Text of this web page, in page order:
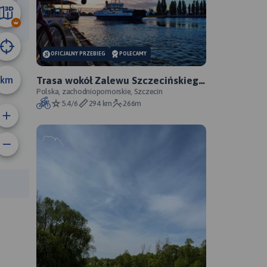
km
31 km
OFICJALNY PRZEBIEG POLECAMY
Trasa wokół Zalewu Szczecińskiego
- oficjalny przebieg szlaku
Polska, zachodniopomorskie, Szczecin
5.4/6
294 km 266m